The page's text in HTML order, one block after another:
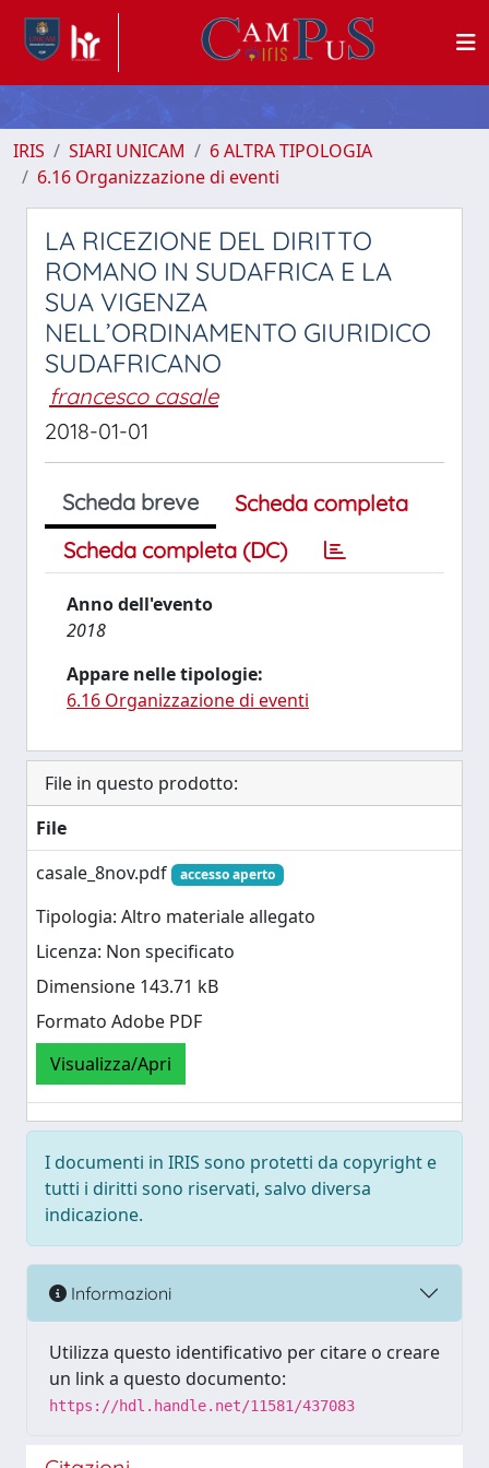
IRIS SIARI UNICAM
6 ALTRA TIPOLOGIA
6.16 Organizzazione di eventi
LA RICEZIONE DEL DIRITTO
ROMANO IN SUDAFRICA E LA
SUA VIGENZA
NELL’ORDINAMENTO GIURIDICO
SUDAFRICANO
francesco casale
2018-01-01
Scheda breve
Scheda completa
Scheda completa (DC)
Anno dell'evento
2018
Appare nelle tipologie:
6.16 Organizzazione di eventi
File in questo prodotto:
File
casale_8nov.pdf
accesso aperto
Tipologia: Altro materiale allegato
Licenza: Non specificato
Dimensione 143.71 kB
Formato Adobe PDF
Visualizza/Apri
I documenti in IRIS sono protetti da copyright e
tutti i diritti sono riservati, salvo diversa
indicazione.
Informazioni
Utilizza questo identificativo per citare o creare
un link a questo documento:
https://hdl.handle.net/11581/437083